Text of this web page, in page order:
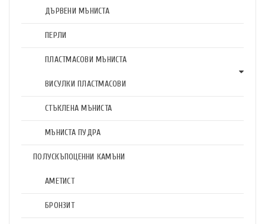
ДЪРВЕНИ МЪНИСТА
ПЕРЛИ
ПЛАСТМАСОВИ МЪНИСТА
ВИСУЛКИ ПЛАСТМАСОВИ
СТЪКЛЕНА МЪНИСТА
МЪНИСТА ПУДРА
ПОЛУСКЪПОЦЕННИ КАМЪНИ
АМЕТИСТ
БРОНЗИТ